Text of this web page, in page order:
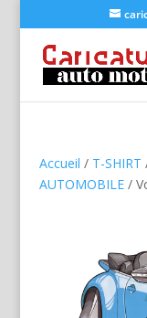
Accueil / T-SHIRT
AUTOMOBILE/